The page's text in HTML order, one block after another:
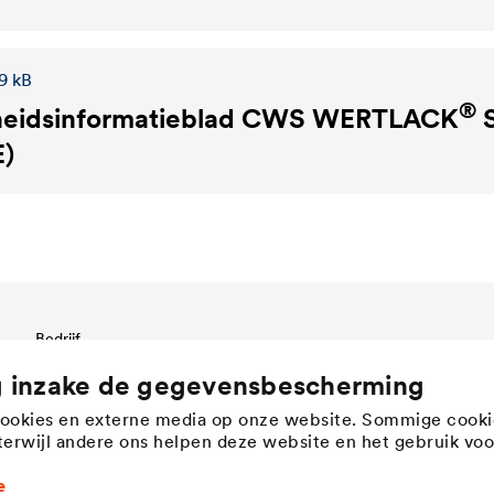
de gegevensbescherming
en externe media op onze website. Sommige
andere ons helpen deze website en het gebruik
kB
CWS WERTLACK®
Bedrijf
Bedrijfsstructuur & management
Bedrijfscultuur, waarden &
teamgeest